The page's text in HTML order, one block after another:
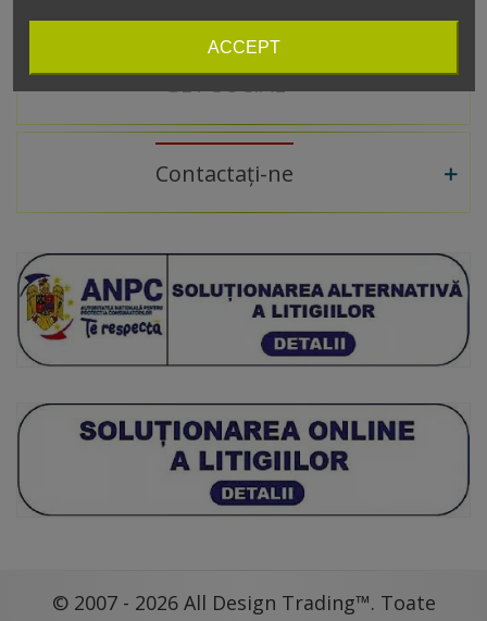
ACCEPT
GET SOCIAL
Contactați-ne
© 2007 - 2026 All Design Trading™. Toate